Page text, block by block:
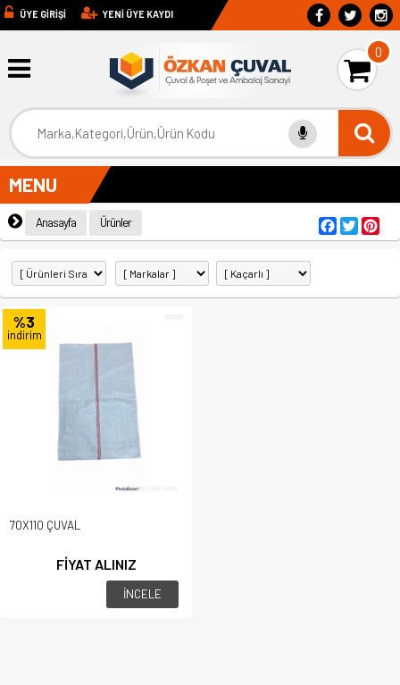
YENİ ÜYE KAYDI
ÜYE GİRİŞİ
0
MENU
Anasayfa Ürünler Facebook
Twitter
%3
indirim
70X110 ÇUVAL
FİYAT ALINIZ
İNCELE